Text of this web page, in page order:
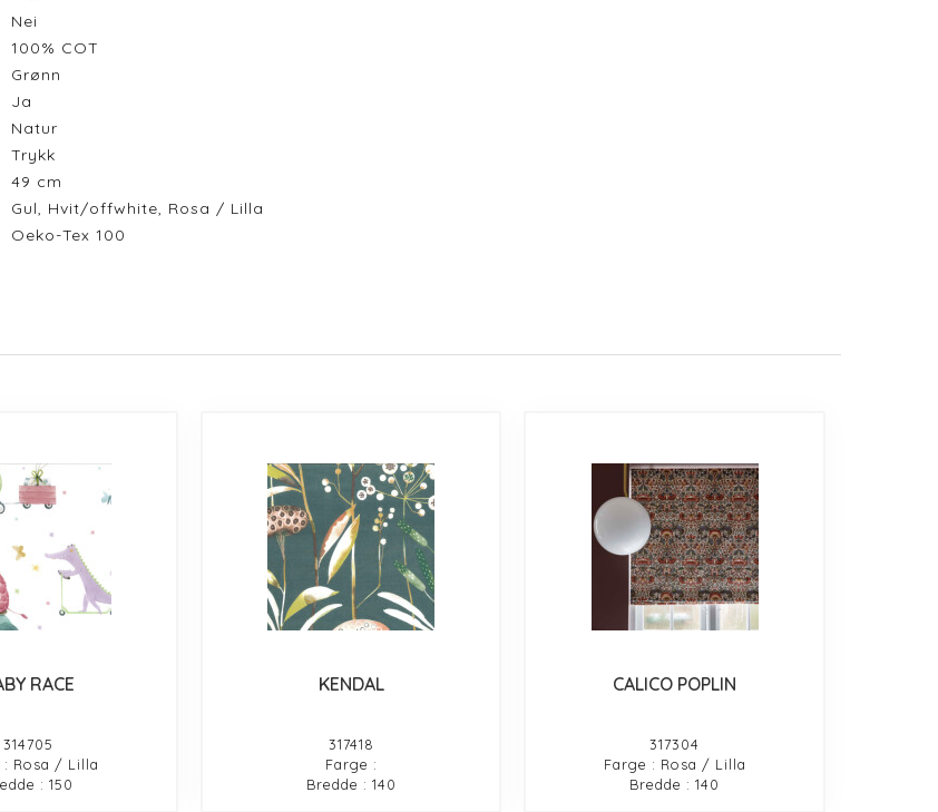
Nei
100% COT
Grønn
Ja
Natur
Trykk
49 cm
Gul, Hvit/offwhite, Rosa / Lilla
Oeko-Tex 100
RACE
314705
: Rosa / Lilla
: 150
KENDAL
317418
Farge :
Bredde : 140
CALICO POPLIN
317304
Farge : Rosa / Lilla
Bredde : 140